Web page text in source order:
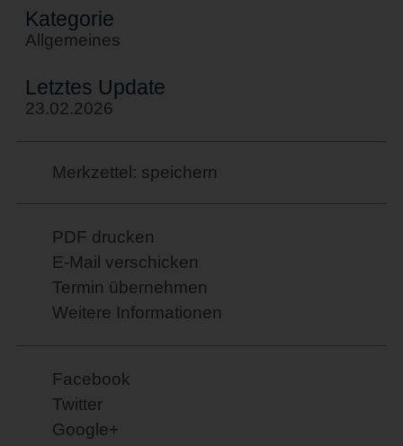
Kategorie
Allgemeines
Letztes Update
23.02.2026
Merkzettel: speichern
PDF drucken
E-Mail verschicken
Termin übernehmen
Weitere Informationen
Facebook
Twitter
Google+